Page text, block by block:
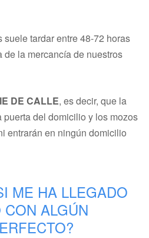
tardar entre 48-72 horas
la mercancía de nuestros
DE CALLE, es decir, que la
del domicilio y los mozos
entrarán en ningún domicilio
ME HA LLEGADO
CON ALGÚN